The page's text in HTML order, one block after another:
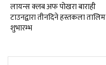
लायन्स क्लब अफ पोखरा बाराही
टाउनद्वारा तीनदिने हस्तकला तालिम
शुभारम्भ